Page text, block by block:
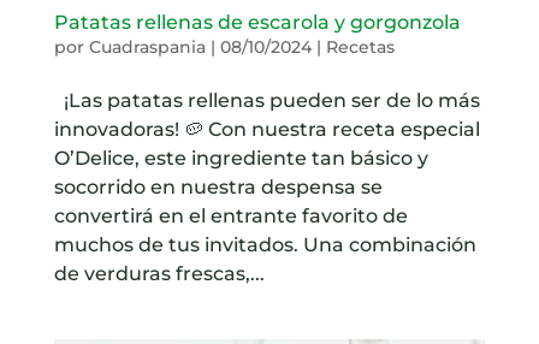
Patatas rellenas de escarola y gorgonzola
por Cuadraspania| 08/10/2024| Recetas
¡Las patatas rellenas pueden ser de lo más
innovadoras! 🥔 Con nuestra receta especial
O’Delice, este ingrediente tan básico y
socorrido en nuestra despensa se
convertirá en el entrante favorito de
muchos de tus invitados. Una combinación
de verduras frescas,...